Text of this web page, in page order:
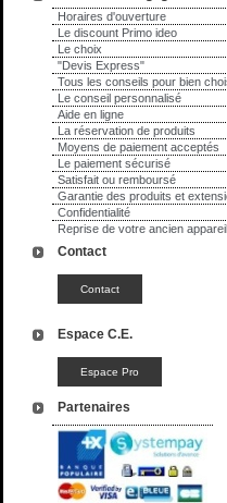
Horaires d'ouverture
Le discount Primo ideo
Le choix
"Devis Express"
Tous les conseils pour bien
Le conseil personnalisé
Aide en ligne
La réservation de produits
Moyens de paiement acceptés
Le paiement sécurisé
Satisfait ou remboursé
Garantie des produits et
Confidentialité
Reprise de votre ancien appareil
Contact
Espace C.E.
Partenaires